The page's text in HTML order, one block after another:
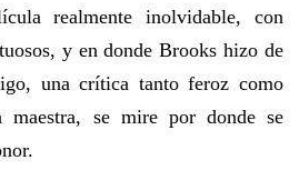
realmente inolvidable, con
y en donde Brooks hizo de
una crítica tanto feroz como
maestra, se mire por donde se